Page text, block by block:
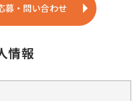
募・問い合わせ
情報